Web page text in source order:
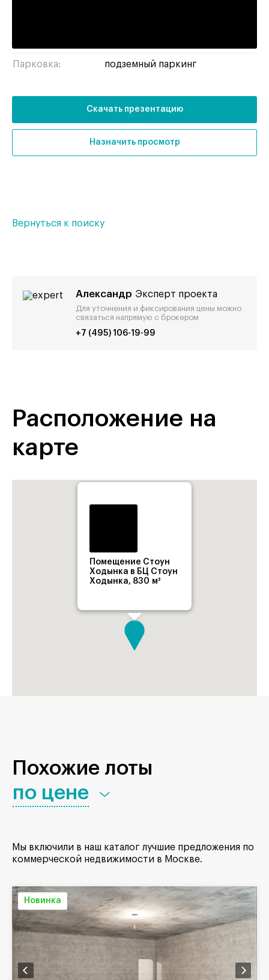
Парковка: подземный паркинг
Скачать презентацию
Назначить просмотр
Вернуться к поиску
Александр Эксперт проекта
Для уточнения и фиксирования цены можно
связаться напрямую с брокером
+7 (495) 106-19-99
Расположение на
карте
Помещение Стоун
Ходынка в БЦ Стоун
Ходынка, 830 м²
Похожие лоты
по цене
Мы включили в наш каталог лучшие предложения по
коммерческой недвижимости в Москве.
Новинка